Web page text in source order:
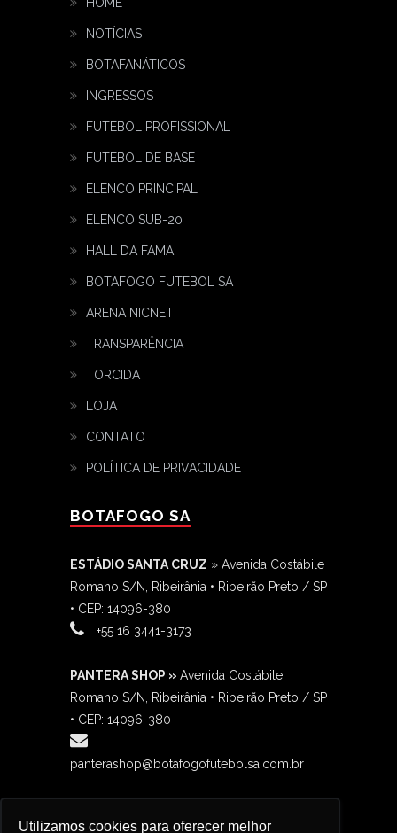
Utilizamos cookies para oferecer melhor
NOTÍCIAS
BOTAFANÁTICOS
INGRESSOS
FUTEBOL PROFISSIONAL
FUTEBOL DE BASE
ELENCO PRINCIPAL
ELENCO SUB-20
HALL DA FAMA
BOTAFOGO FUTEBOL SA
ARENA NICNET
TRANSPARÊNCIA
TORCIDA
LOJA
CONTATO
POLÍTICA DE PRIVACIDADE
BOTAFOGO SA
ESTÁDIO SANTA CRUZ » Avenida Costábile
Romano S/N, Ribeirânia • Ribeirão Preto / SP
• CEP: 14096-380
‎+55 16 3441-3173
PANTERA SHOP » Avenida Costábile
Romano S/N, Ribeirânia • Ribeirão Preto / SP
• CEP: 14096-380
panterashop@botafogofutebolsa.com.br
Romano S/N, Ribeirânia • Ribeirão Preto / SP